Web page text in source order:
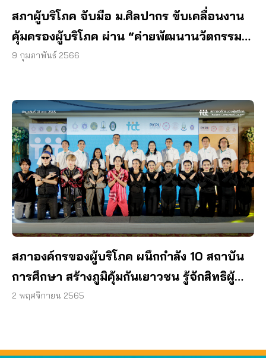
สภาผู้บริโภค จับมือ ม.ศิลปากร ขับเคลื่อนงาน
คุ้มครองผู้บริโภค ผ่าน “ค่ายพัฒนานวัตกรรม
การสื่อสารสำหรับคนรุ่นใหม่”
9 กุมภาพันธ์ 2566
สภาองค์กรของผู้บริโภค ผนึกกำลัง 10 สถาบัน
การศึกษา สร้างภูมิคุ้มกันเยาวชน รู้จักสิทธิผู้
บริโภค
2 พฤศจิกายน 2565